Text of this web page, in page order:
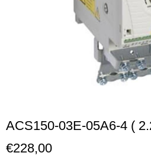
ACS150-03E-05A6-4 (
€228,00